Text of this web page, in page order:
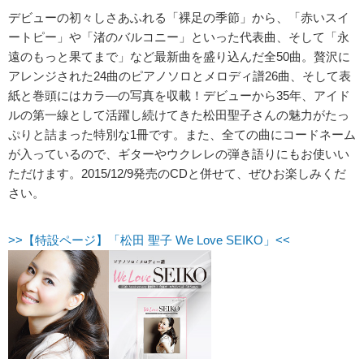
デビューの初々しさあふれる「裸足の季節」から、「赤いスイ
ートピー」や「渚のバルコニー」といった代表曲、そして「永
遠のもっと果てまで」など最新曲を盛り込んだ全50曲。贅沢に
アレンジされた24曲のピアノソロとメロディ譜26曲、そして表
紙と巻頭にはカラ―の写真を収載！デビューから35年、アイド
ルの第一線として活躍し続けてきた松田聖子さんの魅力がたっ
ぷりと詰まった特別な1冊です。また、全ての曲にコードネーム
が入っているので、ギターやウクレレの弾き語りにもお使いい
ただけます。2015/12/9発売のCDと併せて、ぜひお楽しみくだ
さい。
>>【特設ページ】「松田 聖子 We Love SEIKO」<<